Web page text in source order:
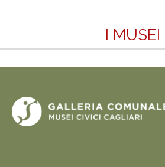
I MUSEI